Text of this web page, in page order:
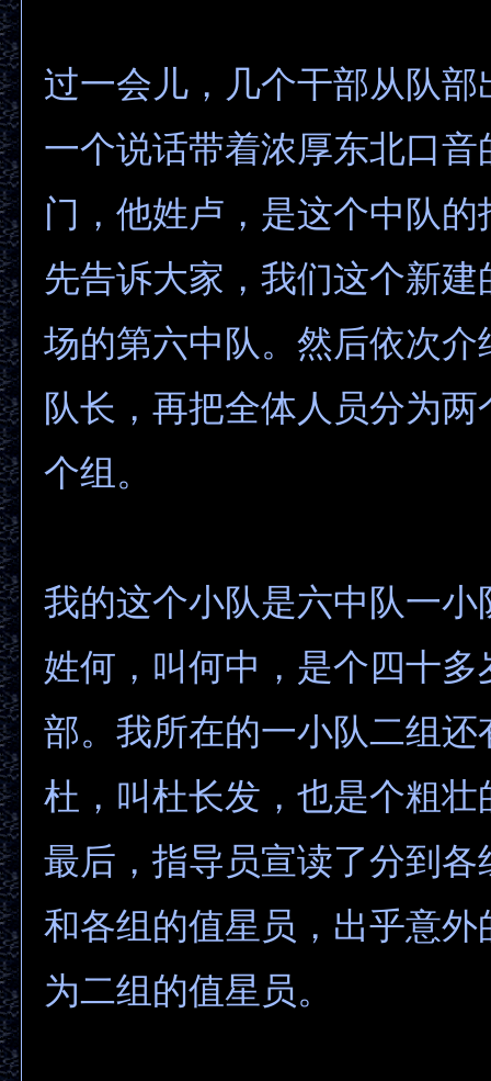
过一会儿，几个干部从队部
一个说话带着浓厚东北口音
门，他姓卢，是这个中队
先告诉大家，我们这个新建
场的第六中队。然后依次介
队长，再把全体人员分为
个组。
我的这个小队是六中队一小
姓何，叫何中，是个四十多
部。我所在的一小队二组还
杜，叫杜长发，也是个粗壮
最后，指导员宣读了分到各
和各组的值星员，出乎意外
为二组的值星员。